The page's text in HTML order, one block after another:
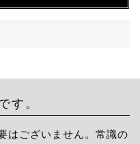
す。
はございません。常識の